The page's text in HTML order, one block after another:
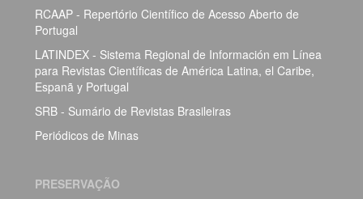
RCAAP - Repertório Científico de Acesso Aberto de
Portugal
LATINDEX - Sistema Regional de Información em Línea
para Revistas Científicas de América Latina, el Caribe,
Espanã y Portugal
SRB - Sumário de Revistas Brasileiras
Periódicos de Minas
PRESERVAÇÃO